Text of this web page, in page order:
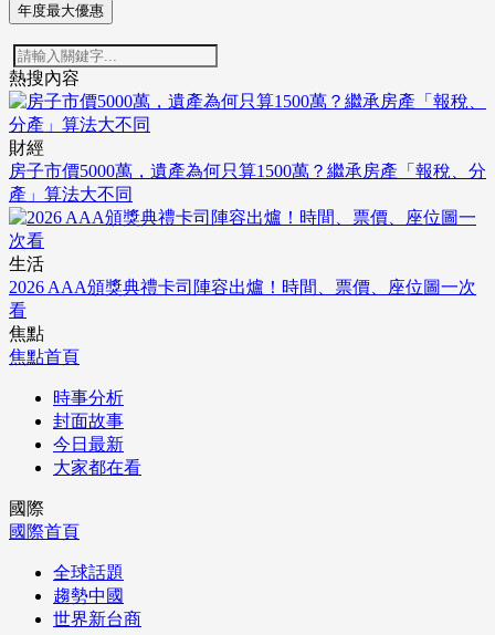
年度最大優惠
熱搜內容
財經
房子市價5000萬，遺產為何只算1500萬？繼承房產「報稅、分
產」算法大不同
生活
2026 AAA頒獎典禮卡司陣容出爐！時間、票價、座位圖一次
看
焦點
焦點首頁
時事分析
封面故事
今日最新
大家都在看
國際
國際首頁
全球話題
趨勢中國
世界新台商